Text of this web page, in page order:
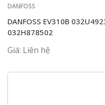
DANFOSS
DANFOSS EV310B
032H878502
Giá: Liên hệ